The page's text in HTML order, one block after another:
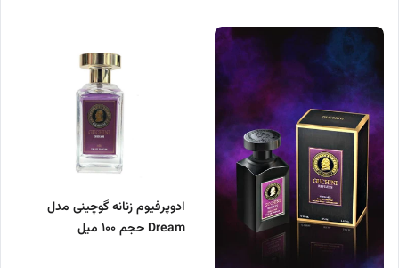
ادوپرفیوم زنانه گوچینی مدل
Dream حجم 100 میل